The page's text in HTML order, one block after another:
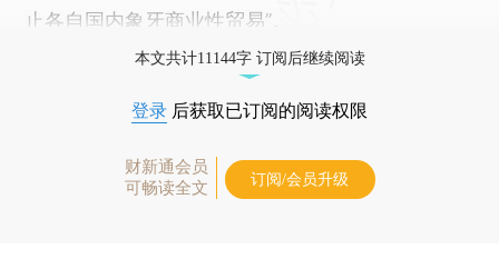
止各自国内象牙商业性贸易”。
本文共计11144字 订阅后继续阅读
登录 后获取已订阅的阅读权限
财新通会员
可畅读全文
订阅/会员升级